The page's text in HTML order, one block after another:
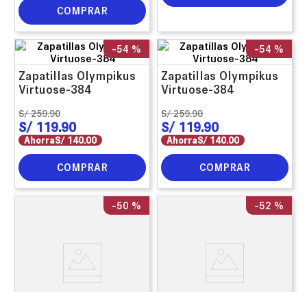
COMPRAR
-54 %
Zapatillas Olympikus
Virtuose-384
S/ 259.90
S/ 119.90
AhorraS/ 140.00
COMPRAR
-54 %
Zapatillas Olympikus
Virtuose-384
S/ 259.90
S/ 119.90
AhorraS/ 140.00
COMPRAR
-50 % -52 %